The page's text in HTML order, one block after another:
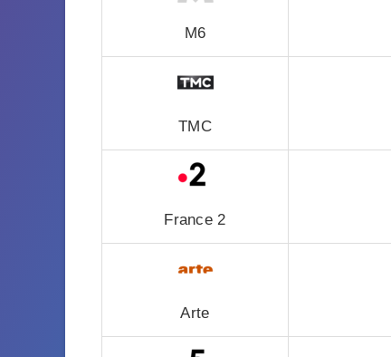
M6
TMC
France 2
Arte